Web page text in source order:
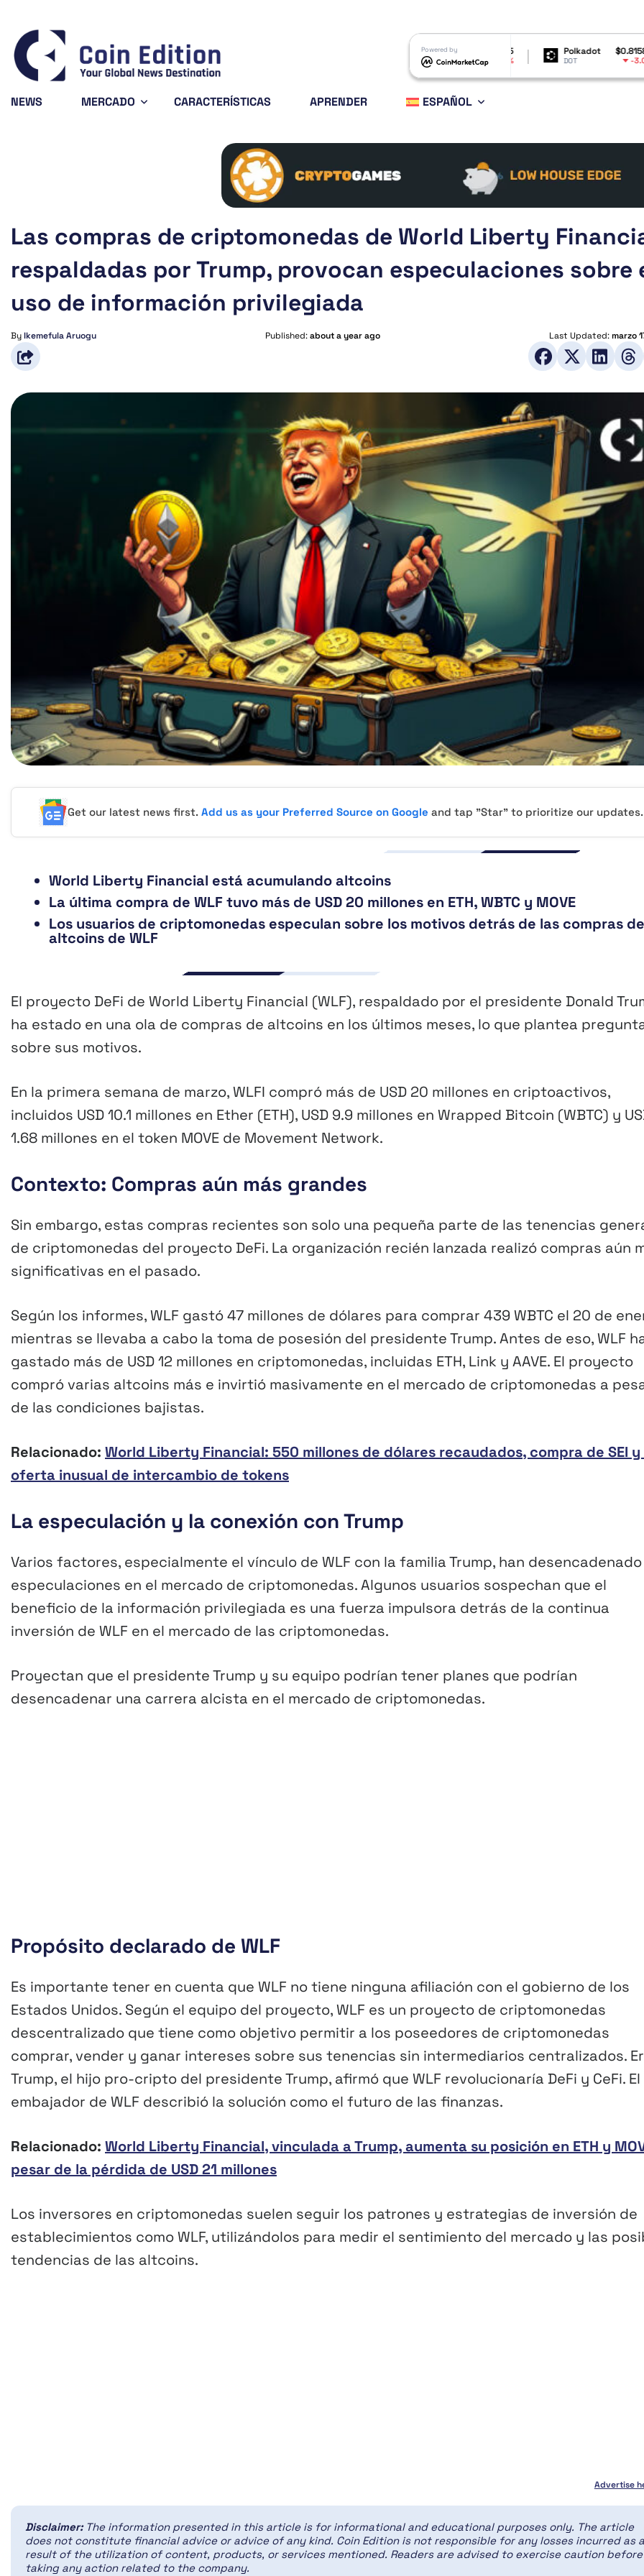
Powered by
Solana $72.64
-1.38%
Avalanche
AVAX
$0.000005
-4.94%
Polkadot $0.815839
-3.02%
NEWS MERCADO CARACTERÍSTICAS APRENDER ESPAÑOL
Las compras de criptomonedas de World Liberty
respaldadas por Trump, provocan especulaciones sobre
uso de información privilegiada
ByIkemefula Aruogu Published:about a year ago Last Updated:marzo
Get our latest news first.Add us as your Preferred Source on Google and tap "Star" to prioritize our updates.
World Liberty Financial está acumulando altcoins
La última compra de WLF tuvo más de USD 20 millones en ETH, WBTC y MOVE
Los usuarios de criptomonedas especulan sobre los motivos detrás de las compras de
altcoins de WLF
El proyecto DeFi de World Liberty Financial (WLF), respaldado por el presidente Donald
ha estado en una ola de compras de altcoins en los últimos meses, lo que plantea
sobre sus motivos.
En la primera semana de marzo, WLFI compró más de USD 20 millones en criptoactivos,
incluidos USD 10.1 millones en Ether (ETH), USD 9.9 millones en Wrapped Bitcoin (WBTC) y
1.68 millones en el token MOVE de Movement Network.
Contexto: Compras aún más grandes
Sin embargo, estas compras recientes son solo una pequeña parte de las tenencias
de criptomonedas del proyecto DeFi. La organización recién lanzada realizó compras aún
significativas en el pasado.
Según los informes, WLF gastó 47 millones de dólares para comprar 439 WBTC el 20 de
mientras se llevaba a cabo la toma de posesión del presidente Trump. Antes de eso, WLF
gastado más de USD 12 millones en criptomonedas, incluidas ETH, Link y AAVE. El proyecto
compró varias altcoins más e invirtió masivamente en el mercado de criptomonedas a
de las condiciones bajistas.
Relacionado: World Liberty Financial: 550 millones de dólares recaudados, compra de SEI y
oferta inusual de intercambio de tokens
La especulación y la conexión con Trump
Varios factores, especialmente el vínculo de WLF con la familia Trump, han desencadenado
especulaciones en el mercado de criptomonedas. Algunos usuarios sospechan que el
beneficio de la información privilegiada es una fuerza impulsora detrás de la continua
inversión de WLF en el mercado de las criptomonedas.
Proyectan que el presidente Trump y su equipo podrían tener planes que podrían
desencadenar una carrera alcista en el mercado de criptomonedas.
Propósito declarado de WLF
Es importante tener en cuenta que WLF no tiene ninguna afiliación con el gobierno de los
Estados Unidos. Según el equipo del proyecto, WLF es un proyecto de criptomonedas
descentralizado que tiene como objetivo permitir a los poseedores de criptomonedas
comprar, vender y ganar intereses sobre sus tenencias sin intermediarios centralizados.
Trump, el hijo pro-cripto del presidente Trump, afirmó que WLF revolucionaría DeFi y CeFi. El
embajador de WLF describió la solución como el futuro de las finanzas.
Relacionado: World Liberty Financial, vinculada a Trump, aumenta su posición en ETH y
pesar de la pérdida de USD 21 millones
Los inversores en criptomonedas suelen seguir los patrones y estrategias de inversión de
establecimientos como WLF, utilizándolos para medir el sentimiento del mercado y las
tendencias de las altcoins.
Advertise
Disclaimer: The information presented in this article is for informational and educational purposes only. The article
does not constitute financial advice or advice of any kind. Coin Edition is not responsible for any losses incurred as a
result of the utilization of content, products, or services mentioned. Readers are advised to exercise caution before
taking any action related to the company.